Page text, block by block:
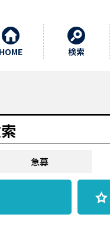
HOME 検索
急募